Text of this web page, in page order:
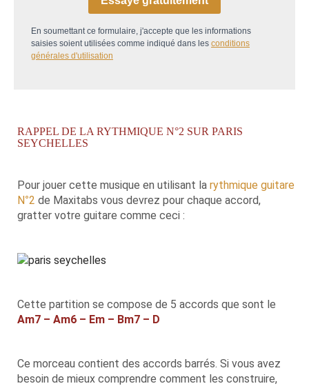
En soumettant ce formulaire, j'accepte que les informations
saisies soient utilisées comme indiqué dans les conditions
générales d'utilisation
RAPPEL DE LA RYTHMIQUE N°2 SUR PARIS
SEYCHELLES
Pour jouer cette musique en utilisant la rythmique guitare
N°2 de Maxitabs vous devrez pour chaque accord,
gratter votre guitare comme ceci :
Cette partition se compose de 5 accords que sont le
Am7 – Am6 – Em – Bm7 – D
Ce morceau contient des accords barrés. Si vous avez
besoin de mieux comprendre comment les construire,